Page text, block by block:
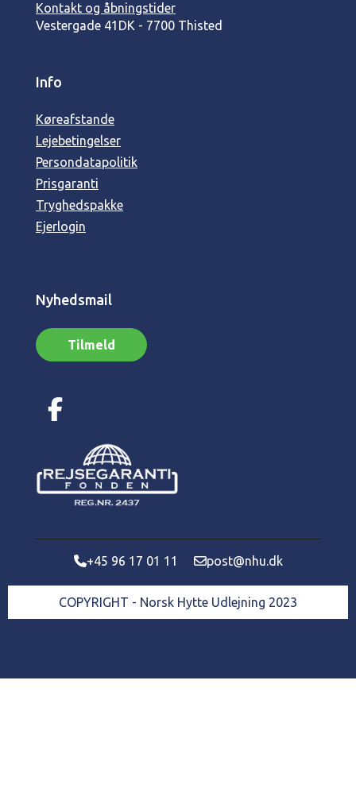
Kontakt og åbningstider
Vestergade 41 DK - 7700 Thisted
Info
Køreafstande
Lejebetingelser
Persondatapolitik
Prisgaranti
Tryghedspakke
Ejerlogin
Nyhedsmail
Tilmeld
+45 96 17 01 11 post@nhu.dk
COPYRIGHT - Norsk Hytte Udlejning 2023